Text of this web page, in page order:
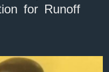
for Runoff